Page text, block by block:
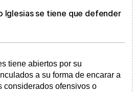
Iglesias se tiene que defender
tiene abiertos por su
a su forma de encarar a
considerados ofensivos o